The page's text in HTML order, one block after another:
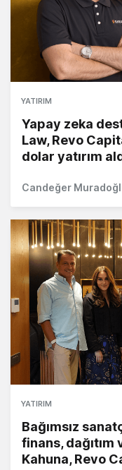
YATIRIM
Yapay zeka
Law, Revo
dolar yatırım
Candeğer
YATIRIM
Bağımsız
finans,
Kahuna, Revo